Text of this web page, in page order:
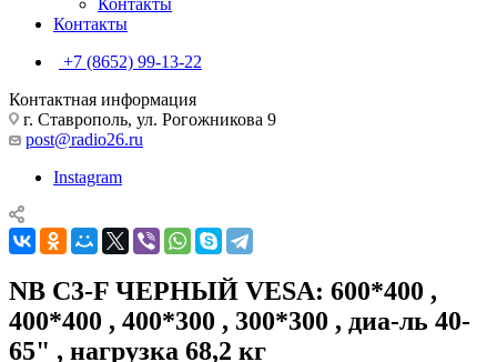
Контакты
Контакты
+7 (8652) 99-13-22
Контактная информация
г. Ставрополь, ул. Рогожникова 9
post@radio26.ru
Instagram
NB C3-F ЧЕРНЫЙ VESA: 600*400 ,
400*400 , 400*300 , 300*300 , диа-ль 40-
65" , нагрузка 68,2 кг